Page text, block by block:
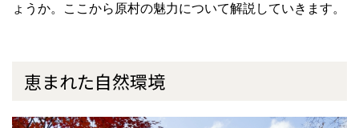
ょうか。ここから原村の魅力について解説していきます。
恵まれた自然環境